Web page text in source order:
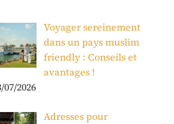
Voyager sereinement
dans un pays muslim
friendly : Conseils et
avantages !
07/2026
Adresses pour